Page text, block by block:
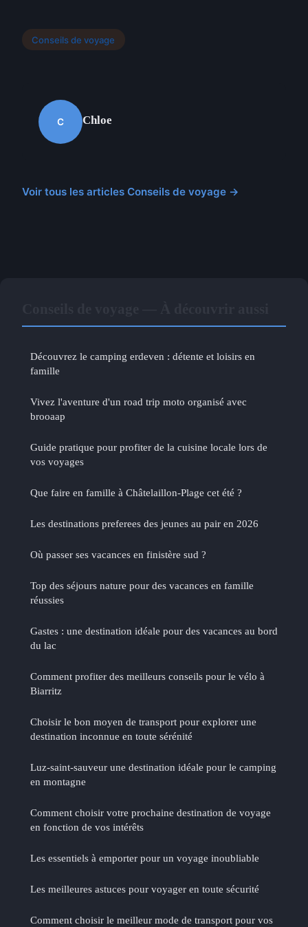
Conseils de voyage
C Chloe
Voir tous les articles Conseils de voyage →
Découvrez le camping erdeven : détente et loisirs en
famille
Vivez l'aventure d'un road trip moto organisé avec
brooaap
Guide pratique pour profiter de la cuisine locale lors de
vos voyages
Que faire en famille à Châtelaillon-Plage cet été ?
Les destinations preferees des jeunes au pair en 2026
Où passer ses vacances en finistère sud ?
Top des séjours nature pour des vacances en famille
réussies
Gastes : une destination idéale pour des vacances au bord
du lac
Comment profiter des meilleurs conseils pour le vélo à
Biarritz
Choisir le bon moyen de transport pour explorer une
destination inconnue en toute sérénité
Luz-saint-sauveur une destination idéale pour le camping
en montagne
Comment choisir votre prochaine destination de voyage
en fonction de vos intérêts
Les essentiels à emporter pour un voyage inoubliable
Les meilleures astuces pour voyager en toute sécurité
Comment choisir le meilleur mode de transport pour vos